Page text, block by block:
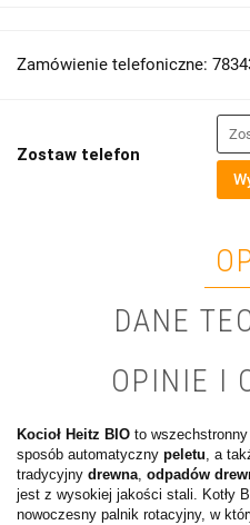
Zamówienie telefoniczne:
Zostaw telefon
DANE
OPINIE I
Kocioł Heitz BIO to
sposób automatyczny peletu, a
tradycyjny drewna, odpadów
jest z wysokiej jakości stali. Kotły
nowoczesny palnik rotacyjny, w